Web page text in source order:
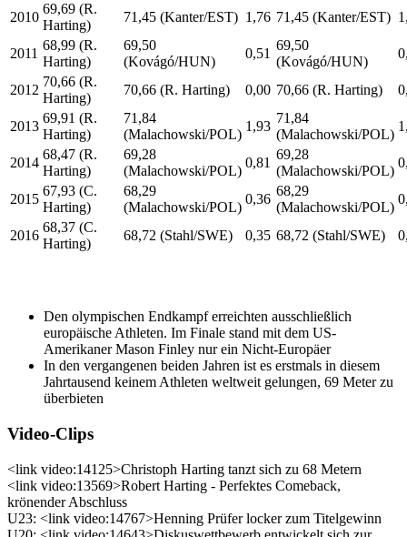
2010
69,69 (R.
Harting)
71,45 (Kanter/EST) 1,76 71,45 (Kanter/EST)
2011
68,99 (R.
Harting)
69,50
(Kovágó/HUN)
0,51
69,50
(Kovágó/HUN)
2012
70,66 (R.
Harting)
70,66 (R. Harting) 0,00 70,66 (R. Harting)
2013
69,91 (R.
Harting)
71,84
(Malachowski/POL)
1,93
71,84
(Malachowski/POL)
2014
68,47 (R.
Harting)
69,28
(Malachowski/POL)
0,81
69,28
(Malachowski/POL)
2015
67,93 (C.
Harting)
68,29
(Malachowski/POL)
0,36
68,29
(Malachowski/POL)
2016
68,37 (C.
Harting)
68,72 (Stahl/SWE) 0,35 68,72 (Stahl/SWE)
Den olympischen Endkampf erreichten ausschließlich
europäische Athleten. Im Finale stand mit dem US-
Amerikaner Mason Finley nur ein Nicht-Europäer
In den vergangenen beiden Jahren ist es erstmals in diesem
Jahrtausend keinem Athleten weltweit gelungen, 69 Meter zu
überbieten
Video-Clips
<link video:14125>Christoph Harting tanzt sich zu 68 Metern
<link video:13569>Robert Harting - Perfektes Comeback,
krönender Abschluss
U23: <link video:14767>Henning Prüfer locker zum Titelgewinn